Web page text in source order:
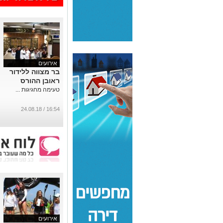
אירועים
בר מצווה ללידור
ראובן ההורס
טעימה מחגיגות ...
16:54 / 24.08.18
אירועים